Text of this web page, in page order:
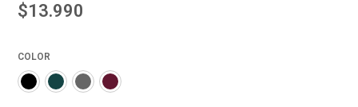
$13.990
COLOR